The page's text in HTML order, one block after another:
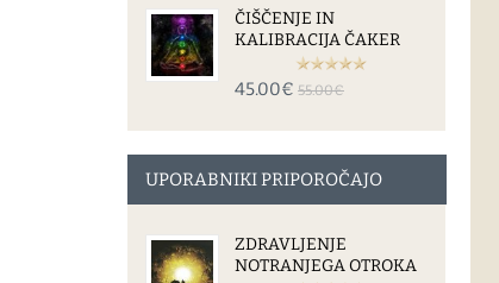
ČIŠČENJE IN
KALIBRACIJA ČAKER
45.00€ 55.00€
UPORABNIKI PRIPOROČAJO
ZDRAVLJENJE
NOTRANJEGA OTROKA